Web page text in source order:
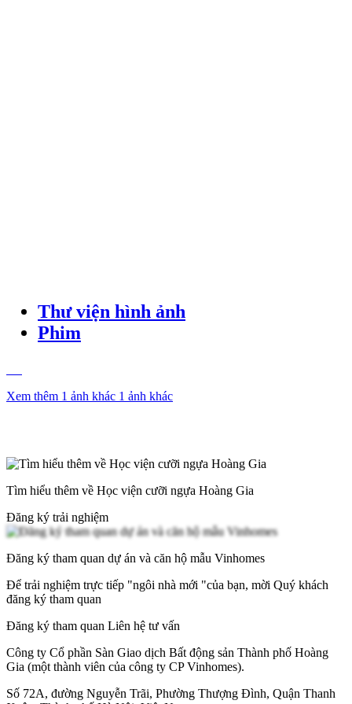
Thư viện hình ảnh
Phim
Xem thêm 1 ảnh khác 1 ảnh khác
Tìm hiểu thêm về Học viện cưỡi ngựa Hoàng Gia
Đăng ký trải nghiệm
Đăng ký tham quan dự án và căn hộ mẫu Vinhomes
Để trải nghiệm trực tiếp "ngôi nhà mới "của bạn, mời Quý khách
đăng ký tham quan
Đăng ký tham quan Liên hệ tư vấn
Công ty Cổ phần Sàn Giao dịch Bất động sản Thành phố Hoàng
Gia (một thành viên của công ty CP Vinhomes).
Số 72A, đường Nguyễn Trãi, Phường Thượng Đình, Quận Thanh